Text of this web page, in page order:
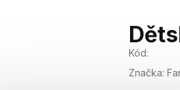
Kód:
Značka: